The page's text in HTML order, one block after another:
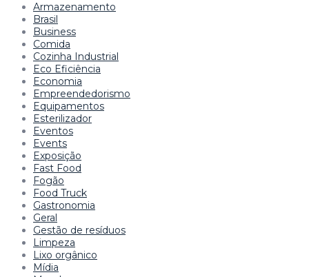
Armazenamento
Brasil
Business
Comida
Cozinha Industrial
Eco Eficiência
Economia
Empreendedorismo
Equipamentos
Esterilizador
Eventos
Events
Exposição
Fast Food
Fogão
Food Truck
Gastronomia
Geral
Gestão de resíduos
Limpeza
Lixo orgânico
Mídia